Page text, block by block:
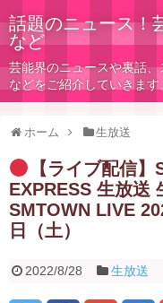
話題のニュース！
など
芸能界のニュースや裏話
などをご紹介していきます
ホーム 生放送
【ライブ配信
EXPRESS 生放送
SMTOWN LIVE
日（土）
2022/8/28 生放送